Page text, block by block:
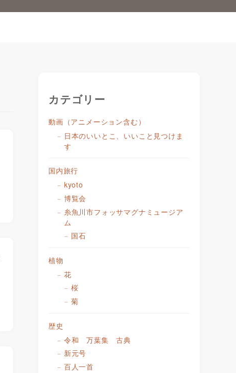
カテゴリー
動画（アニメーション含む）
日本のいいとこ、いいこと見つけま
す
国内旅行
kyoto
博覧会
糸魚川市フォッサマグナミュージア
ム
国石
植物
花
桜
菊
歴史
令和 万葉集 古典
新元号
百人一首